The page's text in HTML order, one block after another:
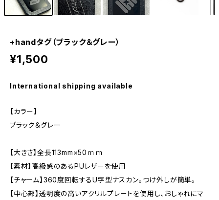
+handタグ（ブラック＆グレー）
¥1,500
International shipping available
【カラー】
ブラック＆グレー
【大きさ】全長113mm×50ｍｍ
【素材】高級感のあるPUレザーを使用
【チャーム】360度回転するU字型ナスカン。つけ外しが簡単。
【中心部】透明度の高いアクリルプレートを使用し、おしゃれにマ